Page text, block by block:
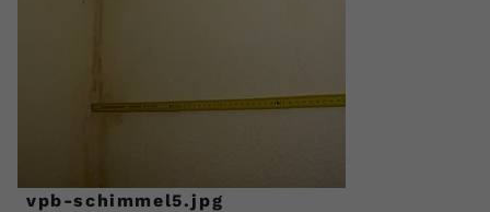
vpb-schimmel5.jpg